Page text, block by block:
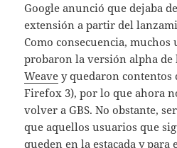
Google anunció que dejaba
extensión a partir del
Como consecuencia, muchos
probaron la versión alpha
Weave y quedaron contentos
Firefox 3), por lo que ahora
volver a GBS. No obstante,
que aquellos usuarios que
queden en la estacada y para